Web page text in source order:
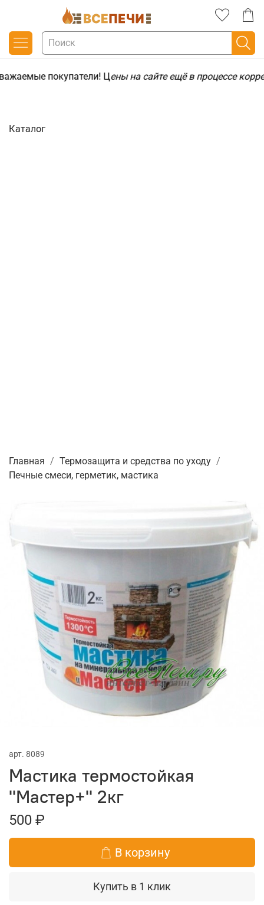
покупатели! Цены на сайте ещё в процессе
Главная
Термозащита и средства по уходу
Печные смеси, герметик, мастика
арт. 8089
Мастика термостойкая
"Мастер+" 2кг
500 ₽
В корзину
Купить в 1 клик
Каталог